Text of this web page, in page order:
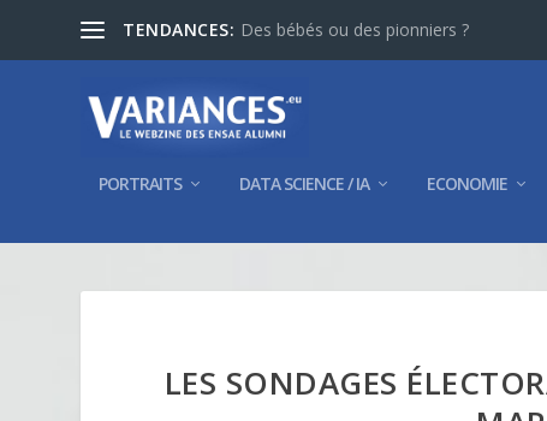
TENDANCES: Des bébés ou des pionniers ?
PORTRAITS DATA SCIENCE / IA ECONOMIE
LES SONDAGES